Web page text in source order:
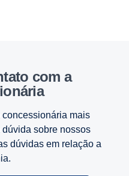
concessionária mais
sobre nossos
dúvidas em relação a